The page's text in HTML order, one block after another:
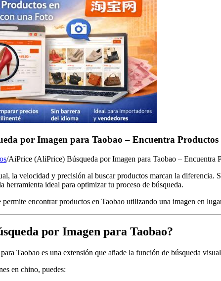
por Imagen para Taobao – Encuentra
/AiPrice (AliPrice) Búsqueda por Imagen para Taobao – Encuentra
la velocidad y precisión al buscar productos marcan la diferencia.
herramienta ideal para optimizar tu proceso de búsqueda.
encontrar productos en Taobao utilizando una imagen en
por Imagen para Taobao?
Taobao es una extensión que añade la función de búsqueda
en chino, puedes: